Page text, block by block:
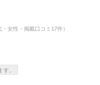
女性・掲載口コミ17件）
。